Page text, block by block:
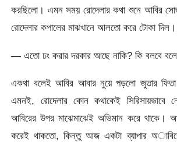
করছিলো। এমন সময় রোদেলার কথা শুনে আবির
রোদেলার কপালের মাঝখানে আলতো করে টোকা দিল।
— এতো ঢং করার দরকার আছে নাকি? কি বলবে
একথা বলেই আবির আবার নুয়ে পড়লো জুতার ফিতা
এমনই, রোদেলার কোন কথাকেই সিরিসায়ভাবে
আবিরের উপর মাঝেমাঝেই অভিমান করে থাকে।
করেই থাকতো, কিন্তু আজ একটা ব্যাপার